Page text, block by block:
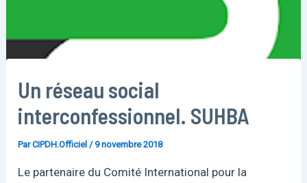
Un réseau social
interconfessionnel. SUHBA
ParCIPDH.Officiel /9 novembre 2018
Le partenaire du Comité International pour la